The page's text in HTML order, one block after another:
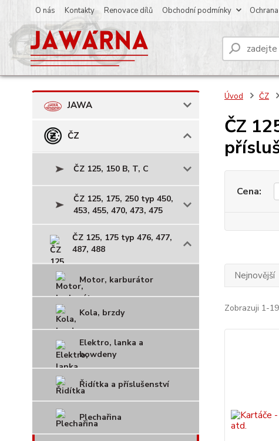
O nás Kontakty Renovace dílů Obchodní podmínky
JAWA
ČZ
ČZ 125, 150 B, T, C
ČZ 125, 175, 250 typ 450,
453, 455, 470, 473, 475
ČZ 125, 175 typ 476, 477,
487, 488
Motor, karburátor
Kola, brzdy
Elektro, lanka a
bowdeny
Řidítka a příslušenství
Plechařina
Úvod ČZ
ČZ
Cena:
Nejnovější
Zobrazuji 1-